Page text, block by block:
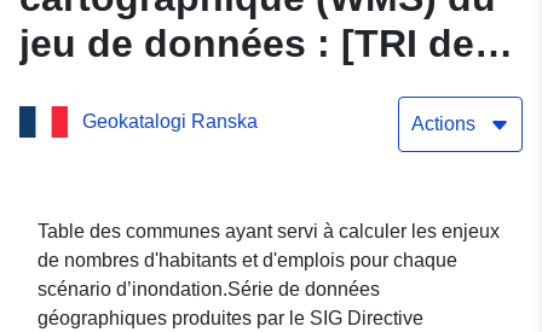
jeu de données : [TRI de
VERDUN] Communes
ayant servi à calculer les
scénario d’inondation
Geokatalogi Ranska Actions
Table des communes ayant servi à calculer les enjeux
de nombres d'habitants et d'emplois pour chaque
scénario d’inondation.Série de données
géographiques produites par le SIG Directive